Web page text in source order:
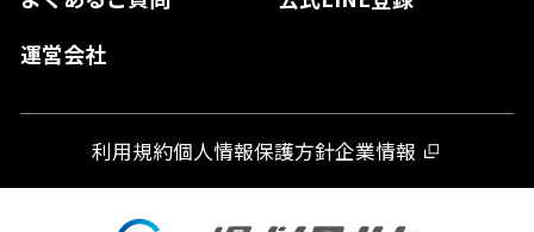
運営会社
熊本県
宮崎県
利用規約個人情報保護方針企業情報